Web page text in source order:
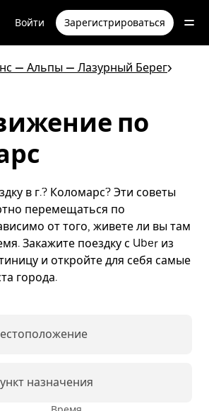
Войти Зарегистрироваться
— Альпы — Лазурный Берег>
по
в г.? Коломарс? Эти советы
перемещаться по
от того, живете ли вы там
Закажите поездку с Uber из
и откройте для себя самые
города.
назначения